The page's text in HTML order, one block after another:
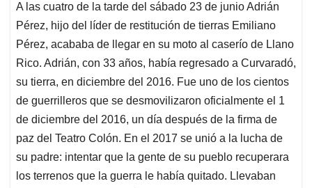
A las cuatro de la tarde del sábado 23 de junio Adrián
Pérez, hijo del líder de restitución de tierras Emiliano
Pérez, acababa de llegar en su moto al caserío de Llano
Rico. Adrián, con 33 años, había regresado a Curvaradó,
su tierra, en diciembre del 2016. Fue uno de los cientos
de guerrilleros que se desmovilizaron oficialmente el 1
de diciembre del 2016, un día después de la firma de
paz del Teatro Colón. En el 2017 se unió a la lucha de
su padre: intentar que la gente de su pueblo recuperara
los terrenos que la guerra le había quitado. Llevaban